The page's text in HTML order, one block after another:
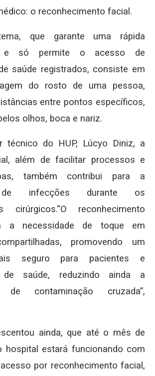
o reconhecimento facial.
que garante uma rápida
e só permite o acesso de
saúde registrados, consiste em
do rosto de uma pessoa,
entre pontos específicos,
olhos, boca e nariz.
técnico do HUP, Lúcyo Diniz, a
além de facilitar processos e
também contribui para a
de infecções durante os
cirúrgicos.“O reconhecimento
a necessidade de toque em
promovendo um
seguro para pacientes e
de saúde, reduzindo ainda a
de contaminação cruzada”,
ainda, que até o mês de
hospital estará funcionando com
por reconhecimento facial,